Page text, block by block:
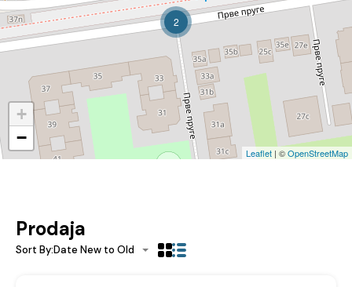
2
+
−
Leaflet | ©OpenStreetMap
Prodaja
Sort By:Date New to Old